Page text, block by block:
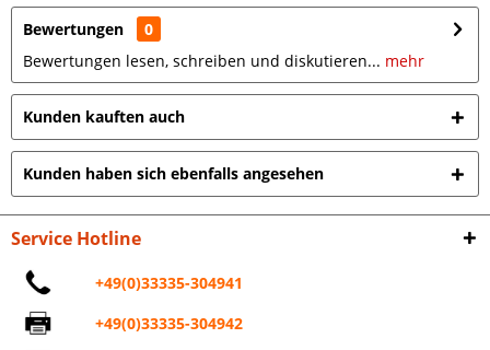
Bewertungen
0
Bewertungen lesen, schreiben und diskutieren... mehr
Kunden kauften auch
Kunden haben sich ebenfalls angesehen
Service Hotline
+49(0)33335-304941
+49(0)33335-304942